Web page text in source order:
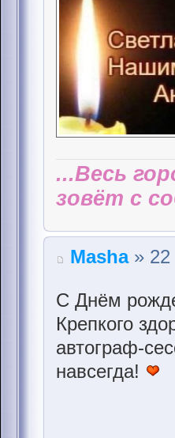
...Весь
зовёт с
Masha» 22
С Днём
Крепкого
автограф-
навсегда!